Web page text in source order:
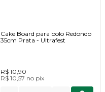
Cake Board para bolo Redondo
35cm Prata - Ultrafest
R$ 10,90
R$ 10,57 no pix